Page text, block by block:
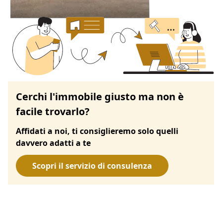
Cerchi l'immobile giusto ma non è
facile trovarlo?
Affidati a noi, ti consiglieremo solo quelli
davvero adatti a te
Scopri il servizio di consulenza